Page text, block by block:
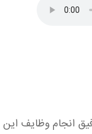
انجام وظايف